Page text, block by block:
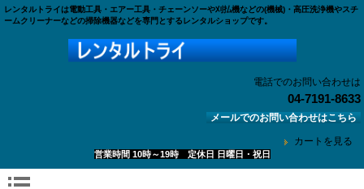
レンタルトライは電動工具・エアー工具・チェーンソーや刈払機などの(機械)・高圧洗浄機やスチ
ームクリーナーなどの掃除機器などを専門とするレンタルショップです。
電話でのお問い合わせは
04-7191-8633
メールでのお問い合わせはこちら
カートを見る
営業時間 10時～19時 定休日 日曜日・祝日